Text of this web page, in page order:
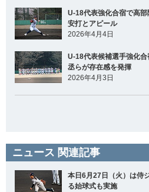
U-18代表強化合宿で高
安打とアピール
2026年4月4日
U-18代表候補選手強化
丞らが存在感を発揮
2026年4月3日
ニュース 関連記事
本日6月27日（火）は侍
る始球式も実施